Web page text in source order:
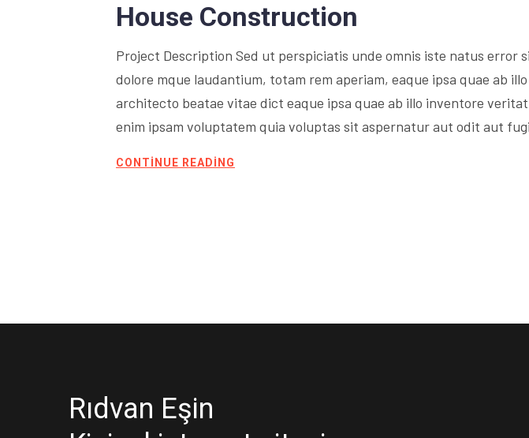
House Construction
Project Description Sed ut perspiciatis unde omnis iste natus error
dolore mque laudantium, totam rem aperiam, eaque ipsa quae ab
architecto beatae vitae dict eaque ipsa quae ab illo inventore
enim ipsam voluptatem quia voluptas sit aspernatur aut odit aut
CONTINUE READING
Rıdvan Eşin